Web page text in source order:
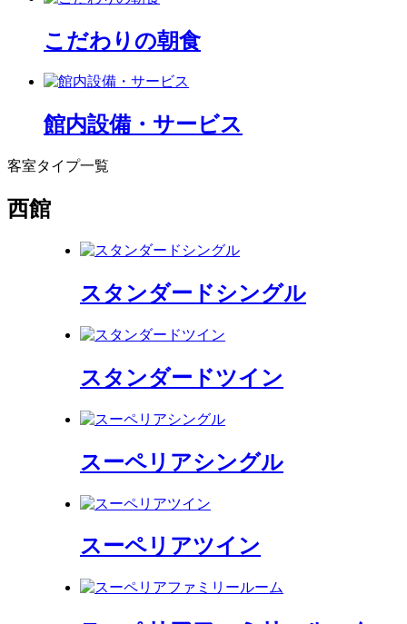
こだわりの朝食
館内設備・サービス
客室タイプ一覧
西館
スタンダードシングル
スタンダードツイン
スーペリアシングル
スーペリアツイン